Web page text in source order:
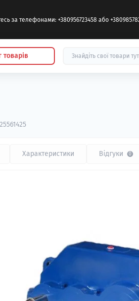
за телефонами: +380956723458 або
товарів
Характеристики Відгуки 0